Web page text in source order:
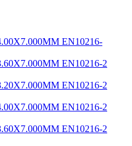
EN10216-
EN10216-2
EN10216-2
EN10216-2
EN10216-2